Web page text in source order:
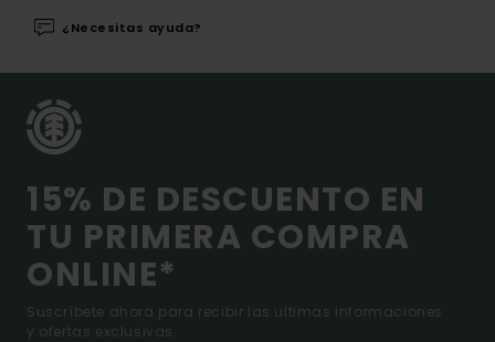
¿Necesitas ayuda?
15% DE DESCUENTO EN
TU PRIMERA COMPRA
ONLINE*
Suscríbete ahora para recibir las ultimas informaciones
y ofertas exclusivas.